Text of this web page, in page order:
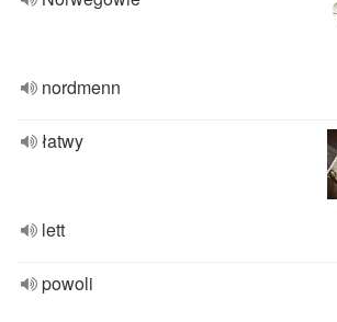
nordmenn
łatwy
lett
powoli